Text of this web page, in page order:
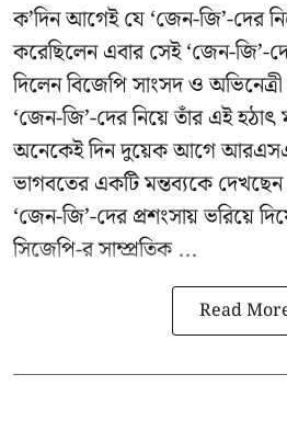
ক’দিন আগেই যে ‘জেন-জি’-দের
করেছিলেন এবার সেই ‘জেন-জি’-
দিলেন বিজেপি সাংসদ ও অভিনেত্রী
‘জেন-জি’-দের নিয়ে তাঁর এই
অনেকেই দিন দুয়েক আগে
ভাগবতের একটি মন্তব্যকে
‘জেন-জি’-দের প্রশংসায় ভরিয়ে
সিজেপি-রসাম্প্রতিক ...
Read